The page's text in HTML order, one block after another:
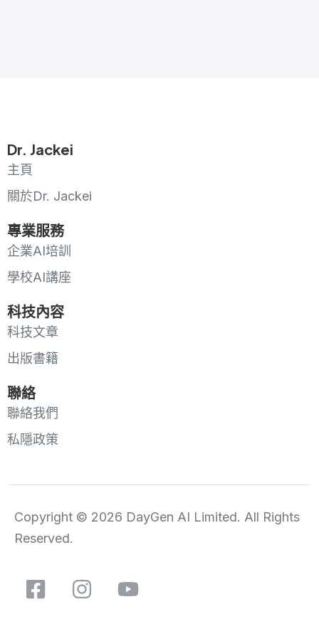
Dr. Jackei
主頁
關於Dr. Jackei
專業服務
企業AI培訓
學校AI講座
科技內容
科技文章
出版書籍
聯絡
聯絡我們
私隱政策
Copyright © 2026 DayGen AI Limited. All Rights
Reserved.